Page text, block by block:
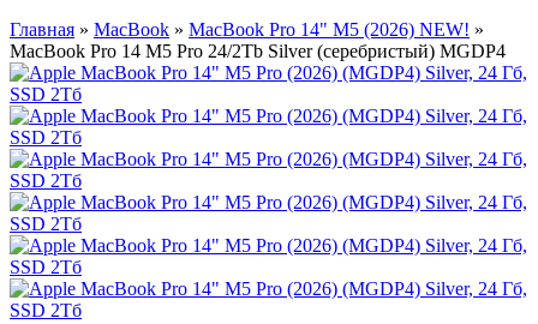
Главная » MacBook » MacBook Pro 14" M5 (2026) NEW! »
MacBook Pro 14 M5 Pro 24/2Tb Silver (серебристый) MGDP4